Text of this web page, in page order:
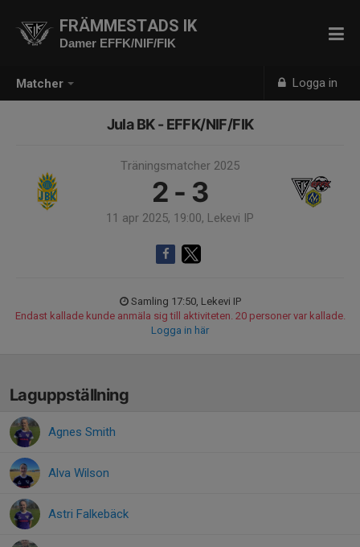
Matcher Logga in
FRÄMMESTADS IK
Damer EFFK/NIF/FIK
Jula BK - EFFK/NIF/FIK
Träningsmatcher 2025
2 - 3
11 apr 2025, 19:00, Lekevi IP
Samling 17:50, Lekevi IP
Endast kallade kunde anmäla sig till aktiviteten. 20 personer var kallade.
Logga in här
Laguppställning
Agnes Smith
Alva Wilson
Astri Falkebäck